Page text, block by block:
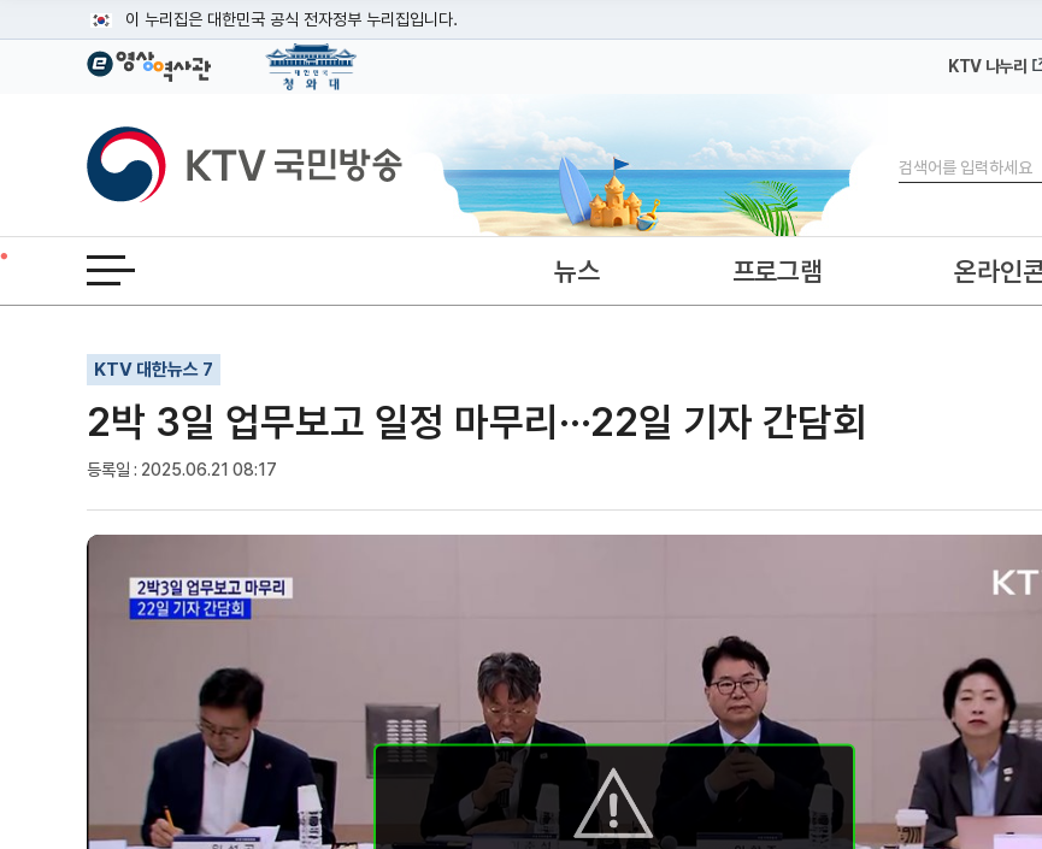
이 누리집은 대한민국 공식 전자정부 누리집입니다.
공식 누리집 주소 확인하기
이밖에 or.kr 또는 .kr등 다른 도메인 주소를 사용하고 있다면 아래 URL에서 도메인 주소를 확인해 보세요
운영중인 공식 누리집보기
KTV 나누리
KTV국민방송
검색
전체메뉴 열기 뉴스 프로그램 온라인
KTV 대한뉴스 7
2박 3일 업무보고 일정 마무리···22일 기자 간담회
등록일 : 2025.06.21 08:17
기사인쇄
글자확대
글자축소